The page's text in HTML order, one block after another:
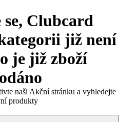
Clubcard
již není
je již zboží
naši Akční stránku a vyhledejte
produkty